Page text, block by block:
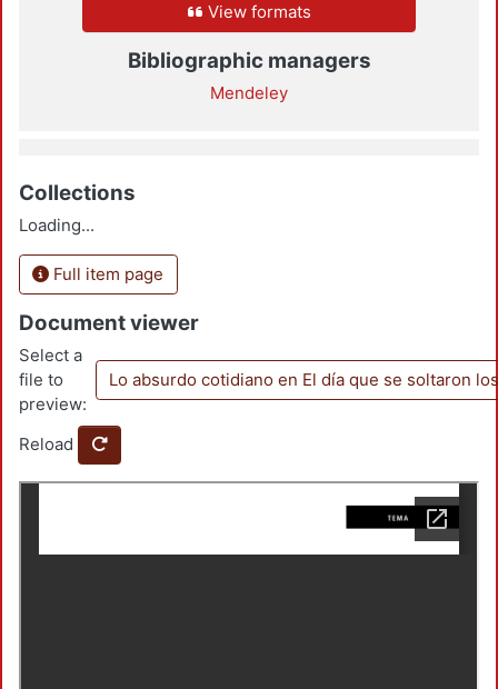
View formats
Bibliographic managers
Mendeley
Collections
Loading...
Full item page
Document viewer
Select a
file to
preview:
Lo absurdo cotidiano en El día que se soltaron
Reload